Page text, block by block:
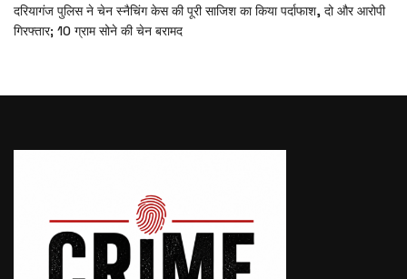
दरियागंज पुलिस ने चेन स्नैचिंग केस की पूरी साजिश का किया पर्दाफाश, दो और आरोपी
गिरफ्तार; 10 ग्राम सोने की चेन बरामद